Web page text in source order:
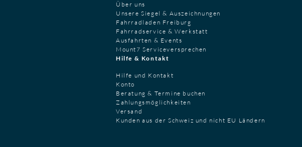
Über uns
Unsere Siegel & Auszeichnungen
Fahrradladen Freiburg
Fahrradservice & Werkstatt
Ausfahrten & Events
Mount7 Serviceversprechen
Hilfe & Kontakt
Hilfe und Kontakt
Konto
Beratung & Termine buchen
Zahlungsmöglichkeiten
Versand
Kunden aus der Schweiz und nicht EU Ländern